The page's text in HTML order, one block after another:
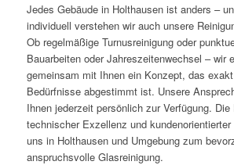
Jedes Gebäude in Holthausen ist anders –
individuell verstehen wir auch unsere
Ob regelmäßige Turnusreinigung oder
Bauarbeiten oder Jahreszeitenwechsel – wir
gemeinsam mit Ihnen ein Konzept, das
Bedürfnisse abgestimmt ist. Unsere
Ihnen jederzeit persönlich zur Verfügung.
technischer Exzellenz und
uns in Holthausen und Umgebung zum
anspruchsvolle Glasreinigung.